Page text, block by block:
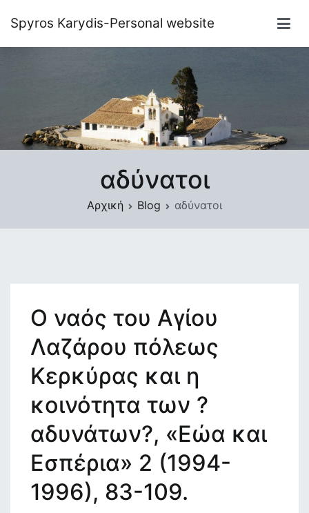
στοSpyros Karydis-Personal website
αδύνατοι
Αρχική Blog αδύνατοι
Ο ναός του Αγίου
Λαζάρου πόλεως
Κερκύρας και η
κοινότητα των ?
αδυνάτων?, «Εώα και
Εσπέρια» 2 (1994-
1996), 83-109.